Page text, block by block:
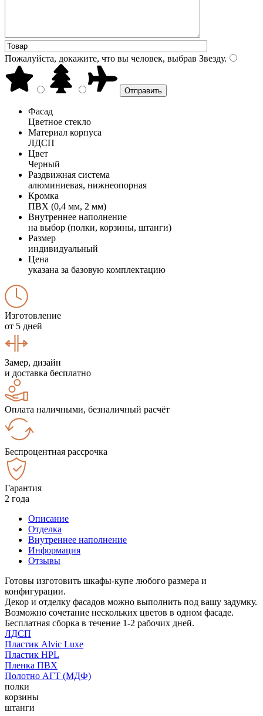
Пожалуйста, докажите, что вы человек, выбрав Звезду.
Фасад
Цветное стекло
Материал корпуса
ЛДСП
Цвет
Черный
Раздвижная система
алюминиевая, нижнеопорная
Кромка
ПВХ (0,4 мм, 2 мм)
Внутреннее наполнение
на выбор (полки, корзины, штанги)
Размер
индивидуальный
Цена
указана за базовую комплектацию
Изготовление
от 5 дней
Замер, дизайн
и доставка бесплатно
Оплата наличными, безналичный расчёт
Беспроцентная рассрочка
Гарантия
2 года
Описание
Отделка
Внутреннее наполнение
Информация
Отзывы
Готовы изготовить шкафы-купе любого размера и
конфигурации.
Декор и отделку фасадов можно выполнить под вашу задумку.
Возможно сочетание нескольких цветов в одном фасаде.
Бесплатная сборка в течение 1-2 рабочих дней.
ЛДСП
Пластик Alvic Luxe
Пластик HPL
Пленка ПВХ
Полотно АГТ (МДФ)
полки
корзины
штанги